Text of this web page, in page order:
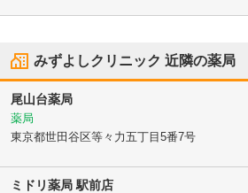
みずよしクリニック 近隣の薬局
尾山台薬局
薬局
東京都世田谷区等々力五丁目5番7号
ミドリ薬局 駅前店